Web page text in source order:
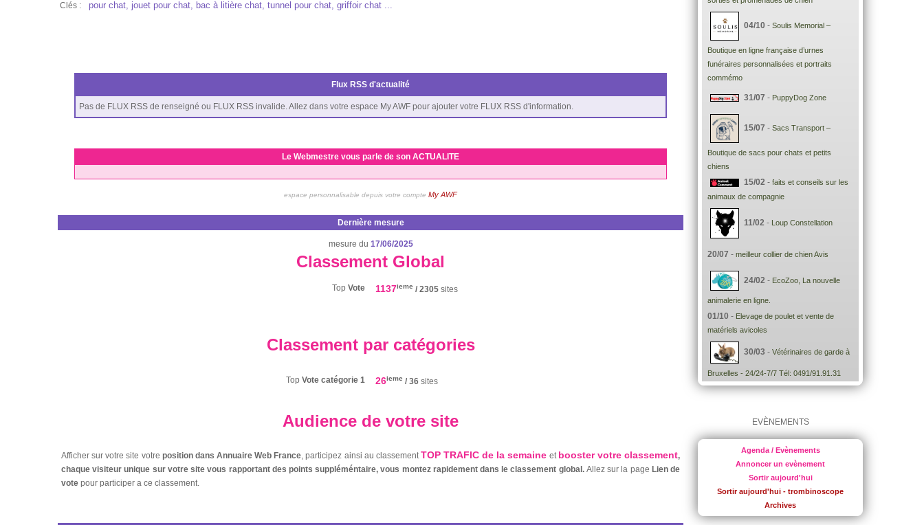
Clés :
pour chat, jouet pour chat, bac à litière chat, tunnel pour chat, griffoir chat ...
Flux RSS d'actualité
Pas de FLUX RSS de renseigné ou FLUX RSS invalide. Allez dans votre espace My AWF pour ajouter votre FLUX RSS d'information.
Le Webmestre vous parle de son ACTUALITE
espace personnalisable depuis votre compte My AWF
Dernière mesure
mesure du 17/06/2025
Classement Global
Top Vote 1137ieme / 2305 sites
Classement par catégories
Top Vote catégorie 1 26ieme / 36 sites
Audience de votre site
Afficher sur votre site votre position dans Annuaire Web France, participez ainsi au classementTOP TRAFIC de la semaine et booster votre classement,
chaque visiteur unique sur votre site vous rapportant des points suppléméntaire, vous montez rapidement dans le classement global. Allez sur la page Lien de
vote pour participer a ce classement.
04/10 - Soulis Memorial –
Boutique en ligne française d’urnes
funéraires personnalisées et portraits
commémo
31/07 - PuppyDog Zone
15/07 - Sacs Transport –
Boutique de sacs pour chats et petits
chiens
15/02 - faits et conseils sur les
animaux de compagnie
11/02 - Loup Constellation
20/07 - meilleur collier de chien Avis
24/02 - EcoZoo, La nouvelle
animalerie en ligne.
01/10 - Elevage de poulet et vente de
matériels avicoles
30/03 - Vétérinaires de garde à
Bruxelles - 24/24-7/7 Tél: 0491/91.91.31
EVÈNEMENTS
Agenda / Evènements
Annoncer un evènement
Sortir aujourd'hui
Sortir aujourd'hui - trombinoscope
Archives